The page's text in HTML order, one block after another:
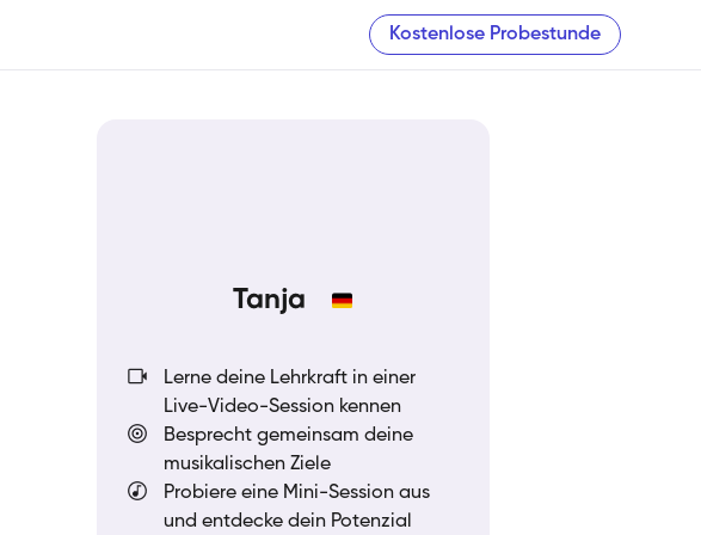
Kostenlose Probestunde
Tanja
Lerne deine Lehrkraft in einer
Live-Video-Session kennen
Besprecht gemeinsam deine
musikalischen Ziele
Probiere eine Mini-Session aus
und entdecke dein Potenzial